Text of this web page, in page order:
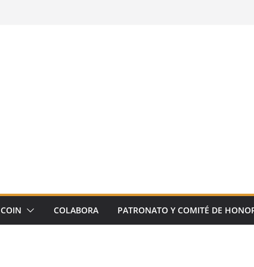
COIN COLABORA PATRONATO Y COMITÉ DE